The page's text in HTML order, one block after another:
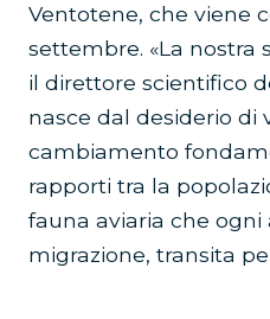
Ventotene, che viene
settembre. «La nostra
il direttore scientifico
nasce dal desiderio di
cambiamento
rapporti tra la
fauna aviaria che ogni
migrazione, transita